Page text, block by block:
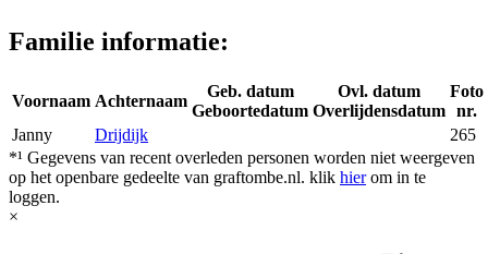
Familie informatie:
Voornaam Achternaam
Geb. datum
Geboortedatum
Ovl. datum
Overlijdensdatum
Foto
nr.
Janny
Drijdijk
265
*¹ Gegevens van recent overleden personen worden niet weergeven
op het openbare gedeelte van graftombe.nl. klik hierom in te
loggen.
×